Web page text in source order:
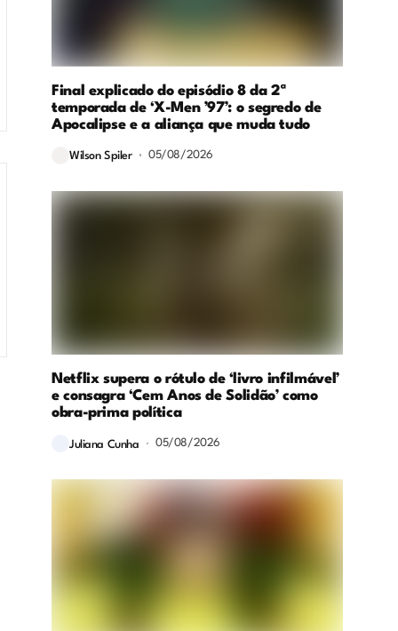
Final explicado do episódio 8 da 2ª
temporada de ‘X-Men ’97’: o segredo de
Apocalipse e a aliança que muda tudo
Wilson Spiler 05/08/2026
Netflix supera o rótulo de ‘livro infilmável’
e consagra ‘Cem Anos de Solidão’ como
obra-prima política
Juliana Cunha 05/08/2026